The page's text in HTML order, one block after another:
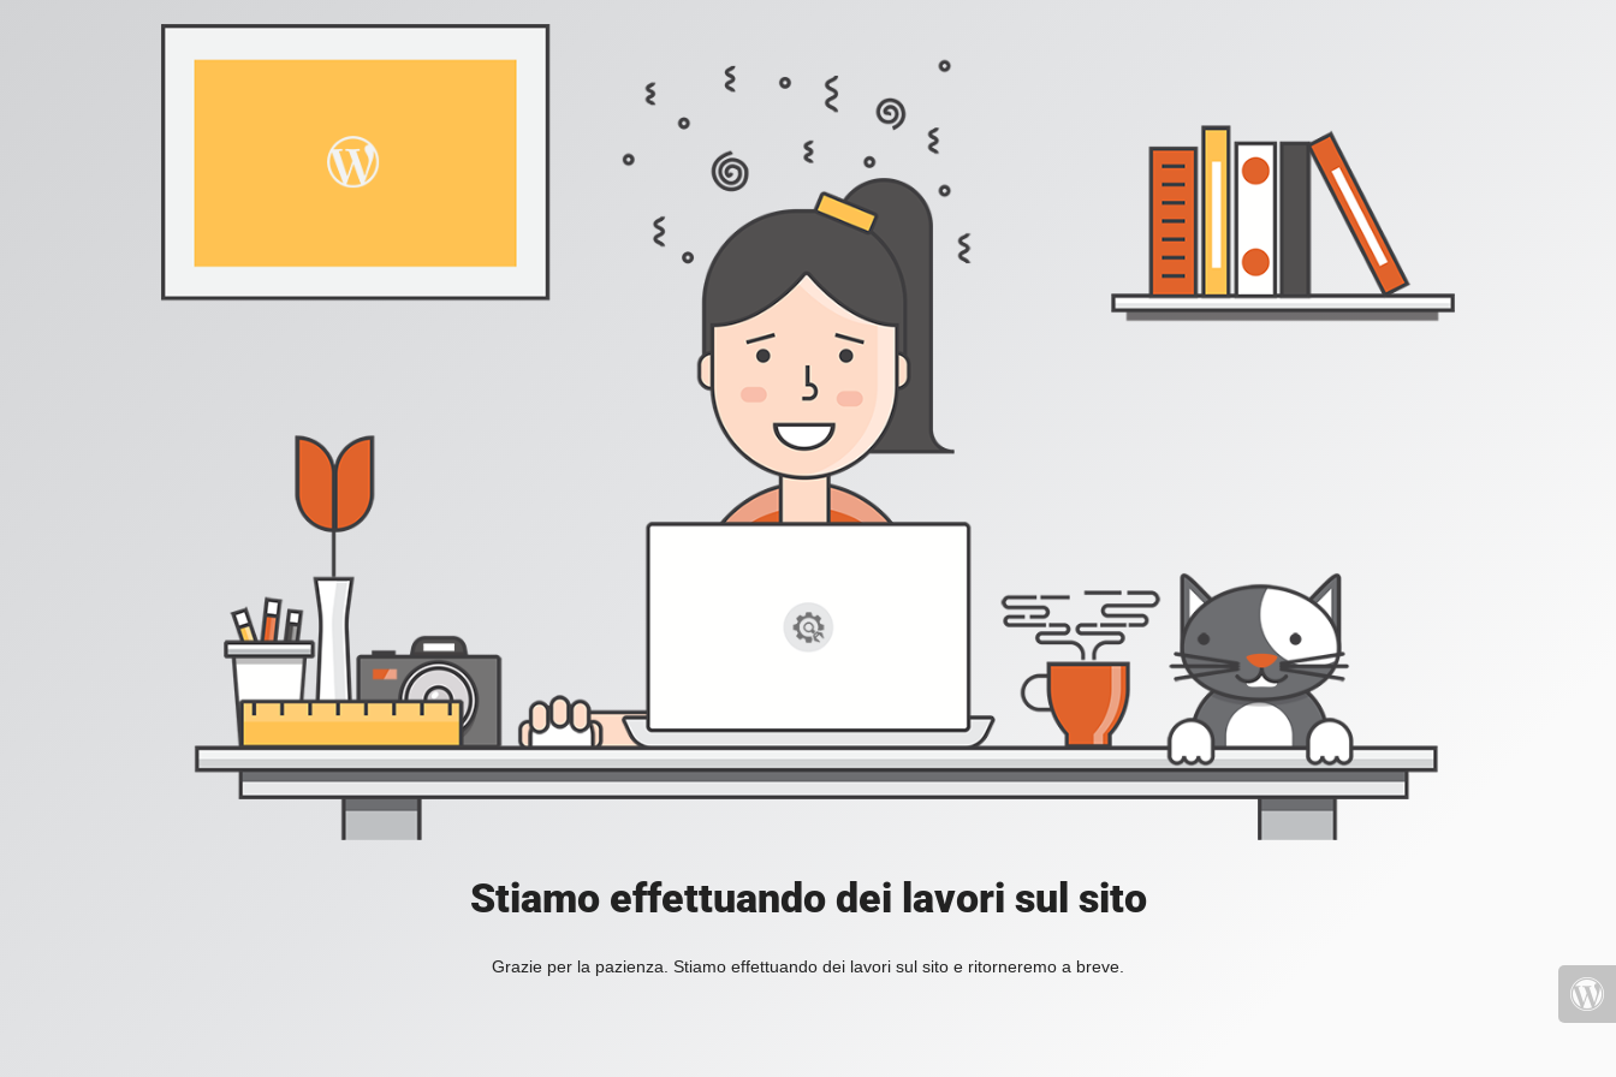
Stiamo effettuando dei lavori sul sito
Grazie per la pazienza. Stiamo effettuando dei lavori sul sito e ritorneremo a breve.